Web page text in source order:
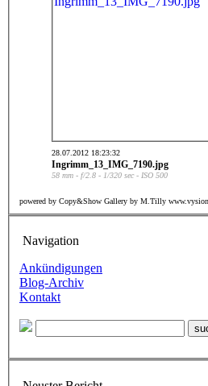
28.07.2012 18:23:32
Ingrimm_13_IMG_7190.jpg
58 mm - f/2.8 - 1/320 sec - ISO 500
powered by Copy&Show Gallery by M.Tilly
Navigation
Ankündigungen
Blog-Archiv
Kontakt